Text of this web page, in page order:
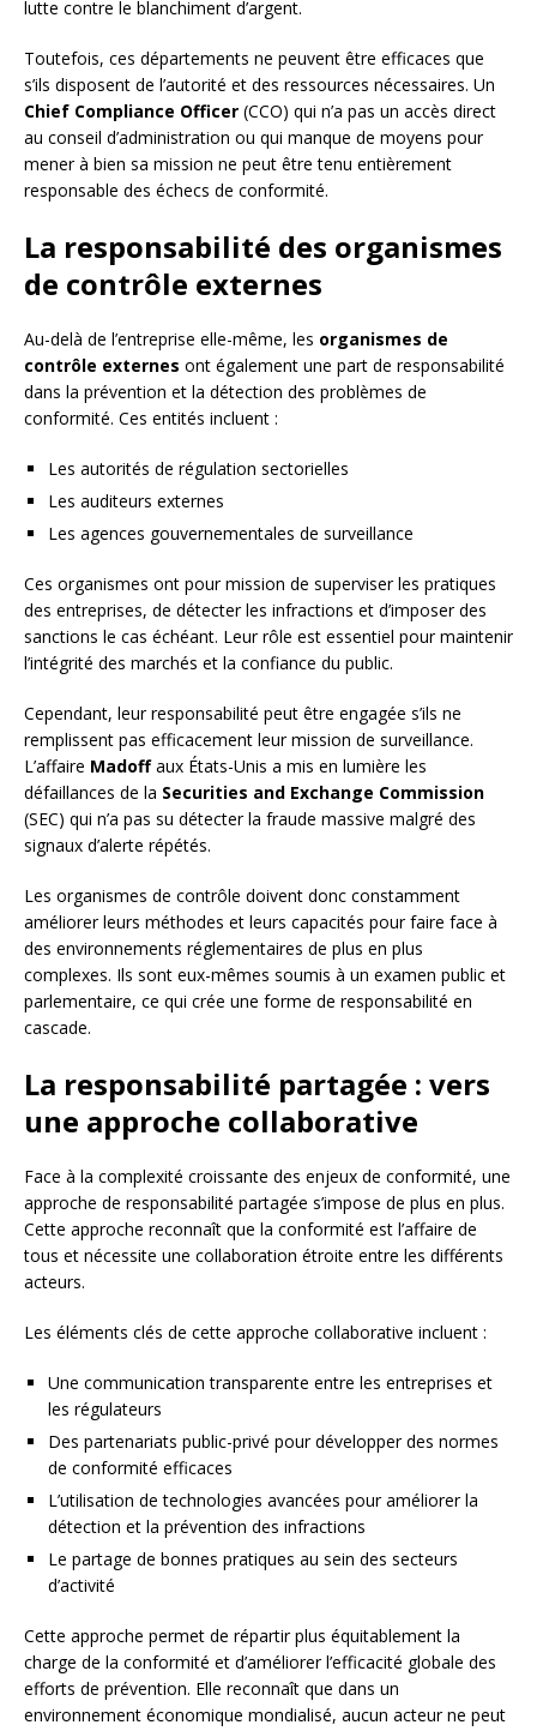
lutte contre le blanchiment d’argent.
Toutefois, ces départements ne peuvent être efficaces que
s’ils disposent de l’autorité et des ressources nécessaires. Un
Chief Compliance Officer (CCO) qui n’a pas un accès direct
au conseil d’administration ou qui manque de moyens pour
mener à bien sa mission ne peut être tenu entièrement
responsable des échecs de conformité.
La responsabilité des organismes
de contrôle externes
Au-delà de l’entreprise elle-même, les organismes de
contrôle externes ont également une part de responsabilité
dans la prévention et la détection des problèmes de
conformité. Ces entités incluent :
Les autorités de régulation sectorielles
Les auditeurs externes
Les agences gouvernementales de surveillance
Ces organismes ont pour mission de superviser les pratiques
des entreprises, de détecter les infractions et d’imposer des
sanctions le cas échéant. Leur rôle est essentiel pour maintenir
l’intégrité des marchés et la confiance du public.
Cependant, leur responsabilité peut être engagée s’ils ne
remplissent pas efficacement leur mission de surveillance.
L’affaire Madoffaux États-Unis a mis en lumière les
défaillances de la Securities and Exchange Commission
(SEC) qui n’a pas su détecter la fraude massive malgré des
signaux d’alerte répétés.
Les organismes de contrôle doivent donc constamment
améliorer leurs méthodes et leurs capacités pour faire face à
des environnements réglementaires de plus en plus
complexes. Ils sont eux-mêmes soumis à un examen public et
parlementaire, ce qui crée une forme de responsabilité en
cascade.
La responsabilité partagée : vers
une approche collaborative
Face à la complexité croissante des enjeux de conformité, une
approche de responsabilité partagée s’impose de plus en plus.
Cette approche reconnaît que la conformité est l’affaire de
tous et nécessite une collaboration étroite entre les différents
acteurs.
Les éléments clés de cette approche collaborative incluent :
Une communication transparente entre les entreprises et
les régulateurs
Des partenariats public-privé pour développer des normes
de conformité efficaces
L’utilisation de technologies avancées pour améliorer la
détection et la prévention des infractions
Le partage de bonnes pratiques au sein des secteurs
d’activité
Cette approche permet de répartir plus équitablement la
charge de la conformité et d’améliorer l’efficacité globale des
efforts de prévention. Elle reconnaît que dans un
environnement économique mondialisé, aucun acteur ne peut